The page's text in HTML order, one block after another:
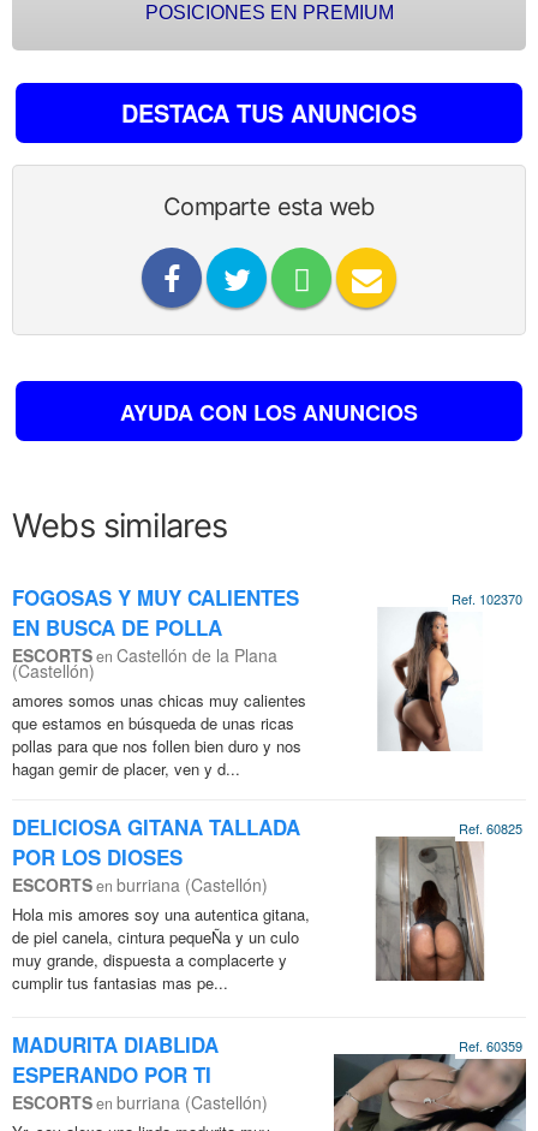
POSICIONES EN PREMIUM
DESTACA TUS ANUNCIOS
Comparte esta web
AYUDA CON LOS ANUNCIOS
Webs similares
Ref. 102370
FOGOSAS Y MUY CALIENTES
EN BUSCA DE POLLA
ESCORTSen Castellón de la Plana
(Castellón)
amores somos unas chicas muy calientes
que estamos en búsqueda de unas ricas
pollas para que nos follen bien duro y nos
hagan gemir de placer, ven y d...
Ref. 60825
DELICIOSA GITANA TALLADA
POR LOS DIOSES
ESCORTSen burriana (Castellón)
Hola mis amores soy una autentica gitana,
de piel canela, cintura pequeÑa y un culo
muy grande, dispuesta a complacerte y
cumplir tus fantasias mas pe...
Ref. 60359
MADURITA DIABLIDA
ESPERANDO POR TI
ESCORTSen burriana (Castellón)